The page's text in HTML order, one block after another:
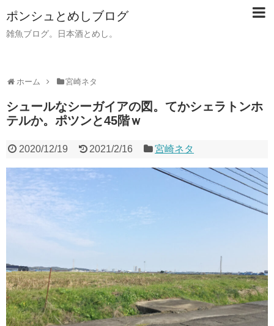
ポンシュとめしブログ
雑魚ブログ。日本酒とめし。
ホーム 宮崎ネタ
シュールなシーガイアの図。てかシェラトンホ
テルか。ポツンと45階ｗ
2020/12/19 2021/2/16 宮崎ネタ